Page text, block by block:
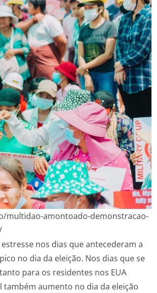
multidao-amontoado-demonstracao-
nos dias que antecederam a
no dia da eleição. Nos dias que se
para os residentes nos EUA
aumento no dia da eleição